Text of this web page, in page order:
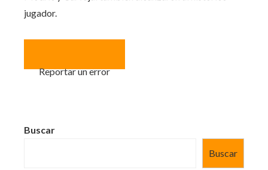
jugador.
Reportar un error
Buscar
Buscar